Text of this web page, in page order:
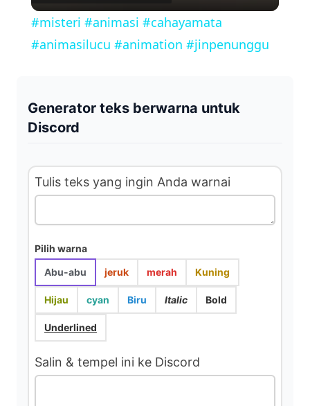
i
e
#misteri #animasi #cahayamata
#animasilucu #animation #jinpenunggu
Generator teks berwarna untuk
Discord
Tulis teks yang ingin Anda warnai
Pilih warna
Abu-abu
jeruk merah Kuning
Hijau cyan Biru Italic Bold
Underlined
Salin & tempel ini ke Discord